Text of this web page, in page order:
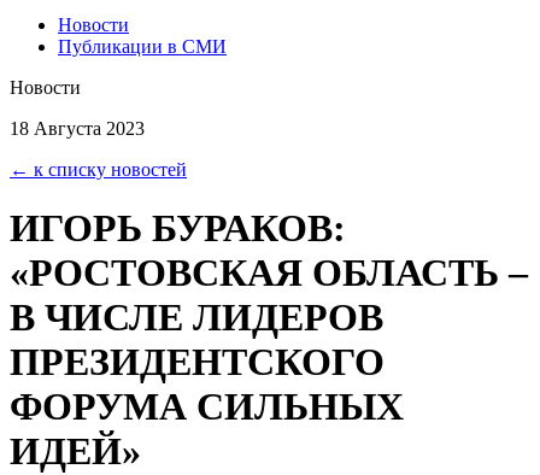
Новости
Публикации в СМИ
Новости
18 Августа 2023
← к списку новостей
ИГОРЬ БУРАКОВ:
«РОСТОВСКАЯ ОБЛАСТЬ –
В ЧИСЛЕ ЛИДЕРОВ
ПРЕЗИДЕНТСКОГО
ФОРУМА СИЛЬНЫХ
ИДЕЙ»